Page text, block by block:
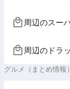
周辺のスー
周辺のドラ
グルメ（まとめ情報）